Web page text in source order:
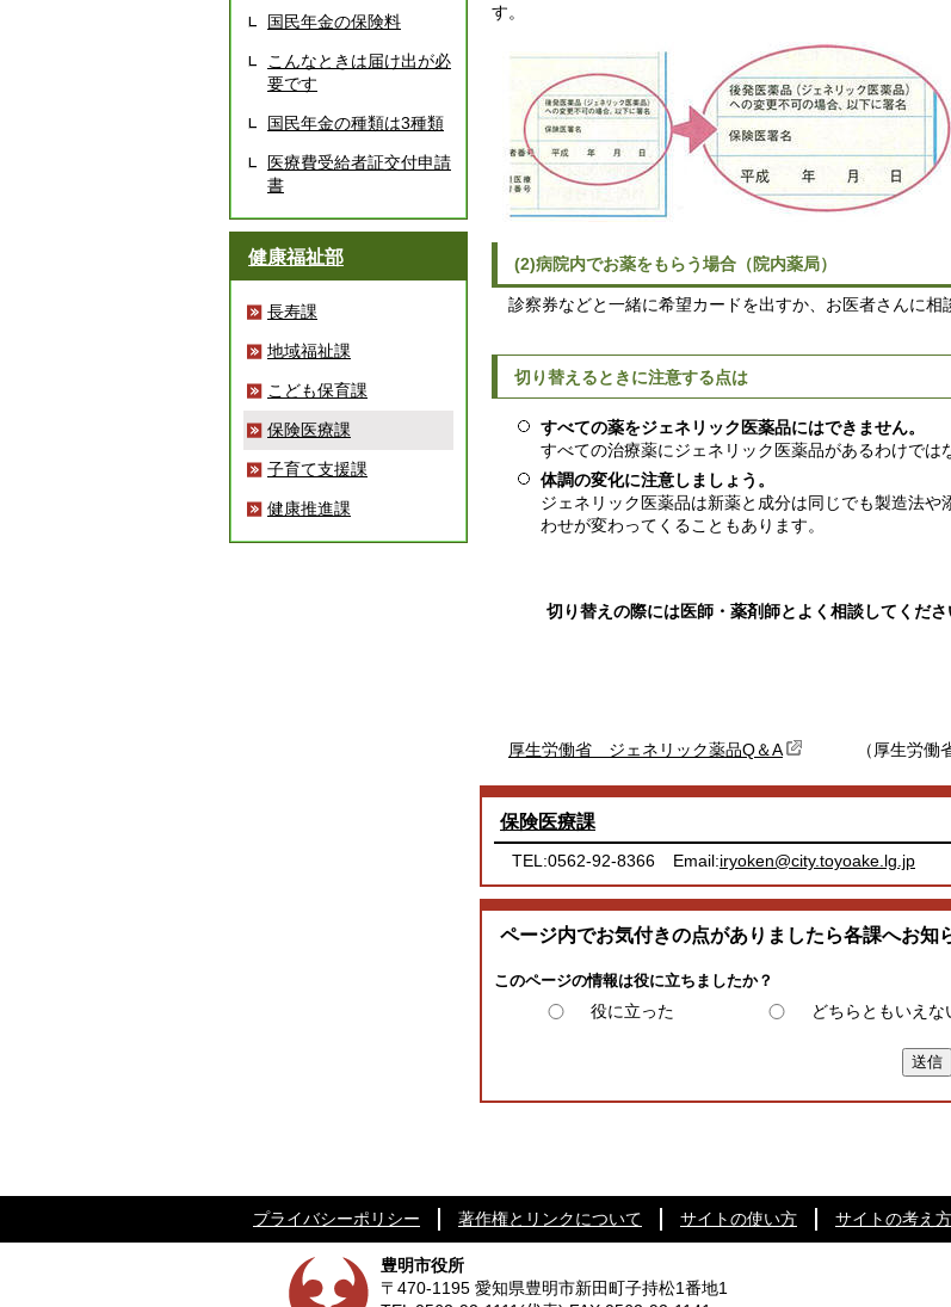
国民年金の保険料
こんなときは届け出が必
要です
国民年金の種類は3種類
医療費受給者証交付申請
書
健康福祉部
長寿課
地域福祉課
こども保育課
保険医療課
子育て支援課
健康推進課
す。
(2)病院内でお薬をもらう場合（院内薬局）
診察券などと一緒に希望カードを出すか、お医者さんに相
切り替えるときに注意する点は
すべての薬をジェネリック医薬品にはできません。
すべての治療薬にジェネリック医薬品があるわけでは
体調の変化に注意しましょう。
ジェネリック医薬品は新薬と成分は同じでも製造法
わせが変わってくることもあります。
切り替えの際には医師・薬剤師とよく相談してくださ
厚生労働省 ジェネリック薬品Q＆A （厚生労働省
保険医療課
TEL:0562-92-8366 Email:iryoken@city.toyoake.lg.jp
ページ内でお気付きの点がありましたら各課へお知
このページの情報は役に立ちましたか？
役に立った どちらともいえな
プライバシーポリシー 著作権とリンクについて サイトの使い方 サイトの考え方
豊明市役所
〒470-1195 愛知県豊明市新田町子持松1番地1